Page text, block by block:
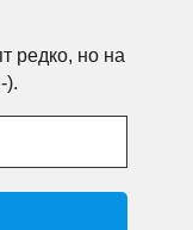
редко, но на
).